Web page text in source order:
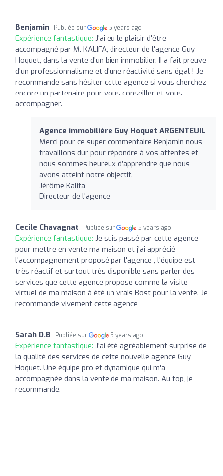
Benjamin Publiée sur 5 years ago
Expérience fantastique: J'ai eu le plaisir d'être
accompagné par M. KALIFA, directeur de l'agence Guy
Hoquet, dans la vente d'un bien immobilier. II a fait preuve
d'un professionnalisme et d'une réactivité sans égal ! Je
recommande sans hésiter cette agence si vous cherchez
encore un partenaire pour vous conseiller et vous
accompagner.
Agence immobilière Guy Hoquet ARGENTEUIL
Merci pour ce super commentaire Benjamin nous
travaillons dur pour répondre à vos attentes et
nous sommes heureux d’apprendre que nous
avons atteint notre objectif.
Jérôme Kalifa
Directeur de l'agence
Cecile Chavagnat Publiée sur 5 years ago
Expérience fantastique: Je suis passé par cette agence
pour mettre en vente ma maison et j'ai apprécié
l'accompagnement proposé par l'agence , l'équipe est
très réactif et surtout très disponible sans parler des
services que cette agence propose comme la visite
virtuel de ma maison à été un vrais Bost pour la vente. Je
recommande vivement cette agence
Sarah D.B Publiée sur 5 years ago
Expérience fantastique: J'ai été agréablement surprise de
la qualité des services de cette nouvelle agence Guy
Hoquet. Une équipe pro et dynamique qui m'a
accompagnée dans la vente de ma maison. Au top, je
recommande.